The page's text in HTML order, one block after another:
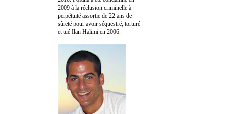
2009 à la réclusion criminelle à
perpétuité assortie de 22 ans de
sûreté pour avoir séquestré, torturé
et tué Ilan Halimi en 2006.